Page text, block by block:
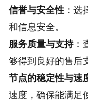
信誉与安全性：选
和信息安全。
服务质量与支持：
够得到良好的售后
节点的稳定性与速
速度，确保能满足